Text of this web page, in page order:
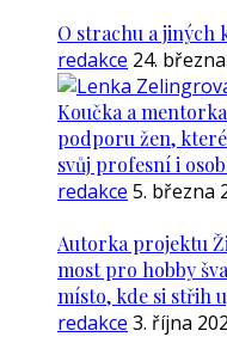
O strachu a jiných
redakce 24.
Koučka a
podporu žen,
svůj profesní i
redakce 5. března
Autorka projektu
most pro hobby
místo, kde si střih
redakce 3. října